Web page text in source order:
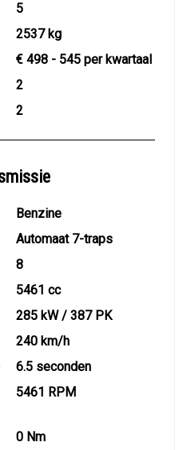
5
2537 kg
€ 498 - 545 per kwartaal
2
2
Benzine
Automaat 7-traps
8
5461 cc
285 kW / 387 PK
240 km/h
6.5 seconden
5461 RPM
0 Nm